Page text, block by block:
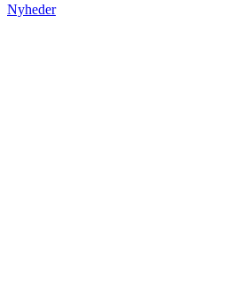
Nyheder